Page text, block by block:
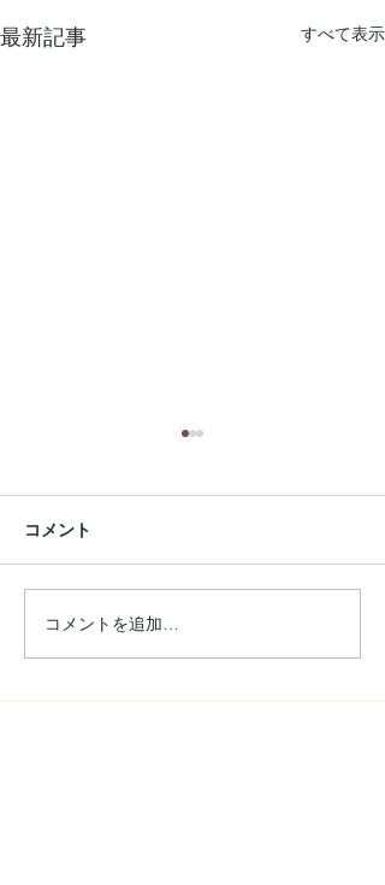
最新記事 すべて表示
雑誌【GISELe】8月号に
掲載されました
コメント
コメントを追加…